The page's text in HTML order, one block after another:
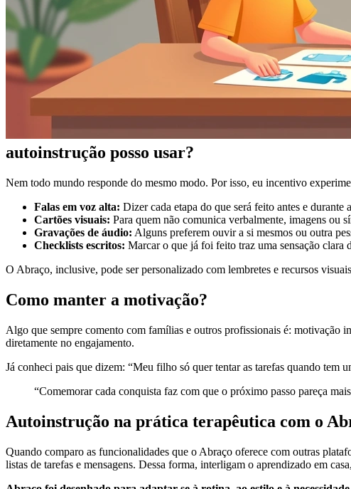
autoinstrução posso usar?
Nem todo mundo responde do mesmo modo. Por isso, eu incentivo
Falas em voz alta: Dizer cada etapa do que será feito antes e durante
Cartões visuais: Para quem não comunica verbalmente, imagens ou
Gravações de áudio: Alguns preferem ouvir a si mesmos ou outra
Checklists escritos: Marcar o que já foi feito traz uma sensação clara
O Abraço, inclusive, pode ser personalizado com lembretes e recursos
Como manter a motivação?
Algo que sempre comento com famílias e outros profissionais é: motivação
diretamente no engajamento.
Já conheci pais que dizem: “Meu filho só quer tentar as tarefas quando tem
“Comemorar cada conquista faz com que o próximo passo pareça
Autoinstrução na prática terapêutica com o
Quando comparo as funcionalidades que o Abraço oferece com outras
listas de tarefas e mensagens. Dessa forma, interligam o aprendizado em